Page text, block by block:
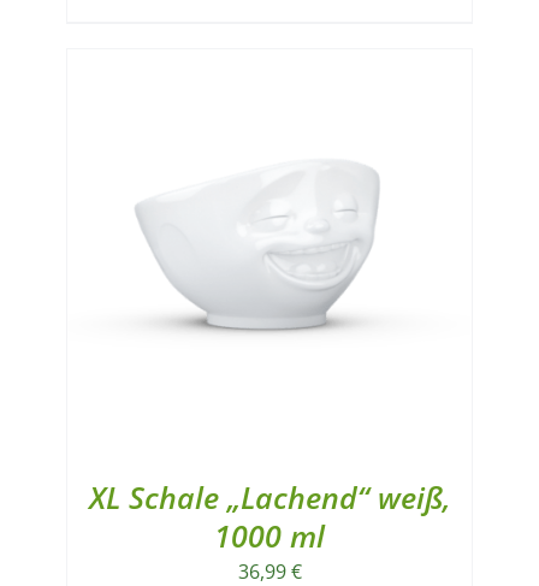
XL Schale „Lachend“ weiß,
1000 ml
36,99€